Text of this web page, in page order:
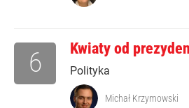
Kwiaty od
Polityka
6
Michał Krzymowski